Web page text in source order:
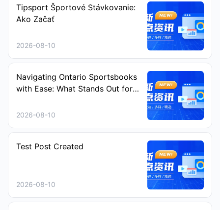
Tipsport Športové Stávkovanie:
Ako Začať
2026-08-10
Navigating Ontario Sportsbooks
with Ease: What Stands Out for
2026-08-10
Test Post Created
2026-08-10